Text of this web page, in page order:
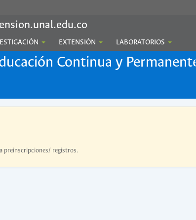
EXTENSIÓN LABORATORIOS
Continua y Permanente
preinscripciones/ registros.